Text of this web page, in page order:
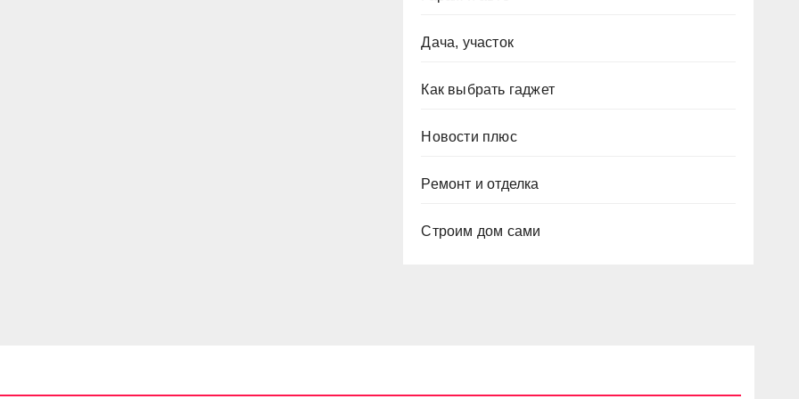
Дача, участок
Как выбрать гаджет
Новости плюс
Ремонт и отделка
Строим дом сами